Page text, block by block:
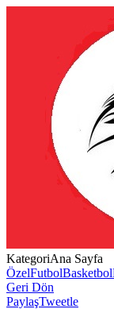
KategoriAna Sayfa
ÖzelFutbolBasketbol
Geri Dön
PaylaşTweetle